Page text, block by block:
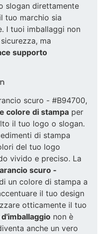
slogan direttamente
tuo marchio sia
I tuoi imballaggi non
ma
supporto
scuro - #B94700,
colore di stampa per
il tuo logo o slogan.
di stampa
del tuo logo
vivido e preciso. La
scuro -
un colore di stampa a
il tuo design
otticamente il tuo
non è
anche un vero